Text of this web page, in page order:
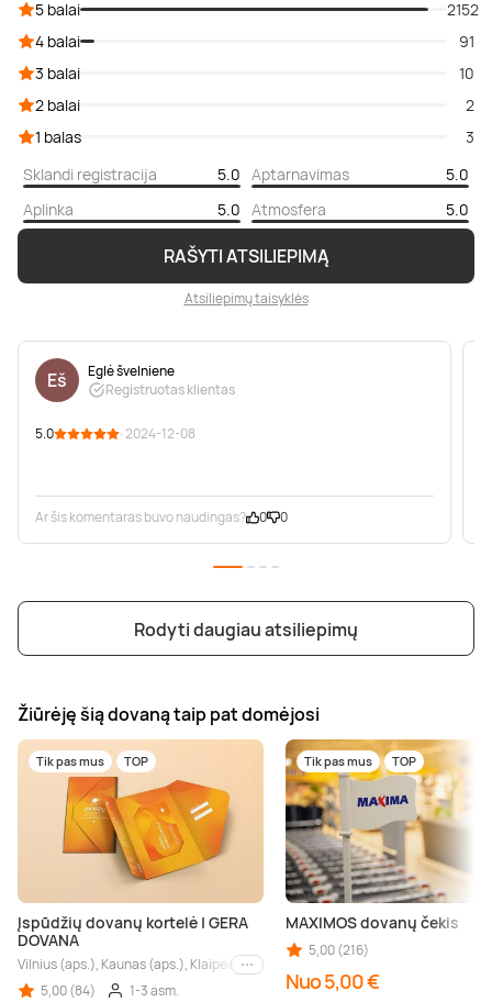
RAŠYTI ATSILIEPIMĄ
Atsiliepimų taisyklės
5 balai
2152
4 balai
91
3 balai
10
2 balai
2
1 balas
3
Sklandi registracija
5.0 Aptarnavimas
5.0
Aplinka
5.0 Atmosfera 5.0
Eš
Eglė švelniene
Registruotas klientas
5.0 · 2024-12-08
Ar šis komentaras buvo naudingas? 0 0
Rodyti daugiau atsiliepimų
Žiūrėję šią dovaną taip pat domėjosi
Tik pas mus TOP
Įspūdžių dovanų kortelė | GERA
DOVANA
Vilnius (aps.), Kaunas (aps.), Klaipėda (aps.), Palanga (aps.), Nida (aps.),
Kiti miestai
5,00 (84)
1-3 asm.
Tik pas mus TOP
MAXIMOS dovanų čekis
5,00 (216)
Nuo 5,00 €